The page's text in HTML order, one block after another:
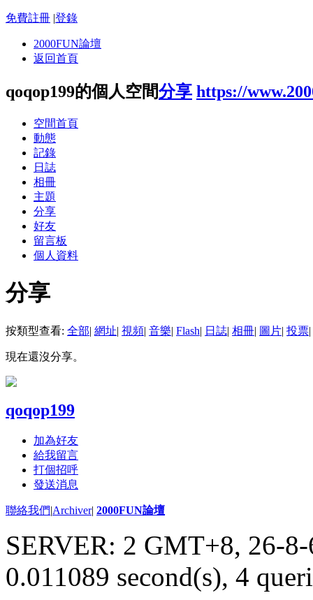
免費註冊 |登錄
2000FUN論壇
返回首頁
qoqop199的個人空間分享 https://
空間首頁
動態
記錄
日誌
相冊
主題
分享
好友
留言板
個人資料
分享
按類型查看: 全部| 網址| 視頻| 音樂| Flash| 日誌| 相冊| 圖片| 投票|
現在還沒分享。
qoqop199
加為好友
給我留言
打個招呼
發送消息
聯絡我們|Archiver| 2000FUN論壇
SERVER: 2 GMT+8, 26-
0.011089 second(s), 4